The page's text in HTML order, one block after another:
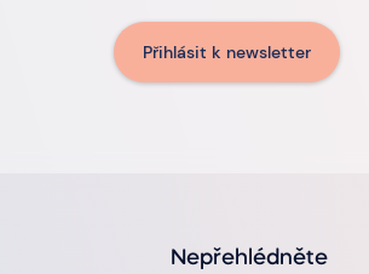
Přihlásit k newsletter
Nepřehlédněte